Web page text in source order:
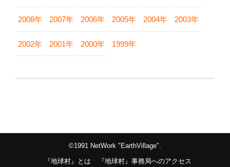
2008年 2007年 2006年 2005年 2004年 2003年
2002年 2001年 2000年 1999年
©1991 NetWork "EarthVillage".
『地球村』とは
『地球村』事務局へのアクセス